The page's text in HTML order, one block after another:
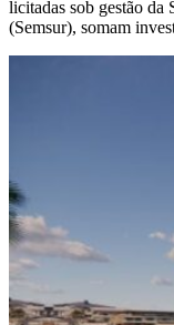
licitadas sob gestão
(Semsur), somam